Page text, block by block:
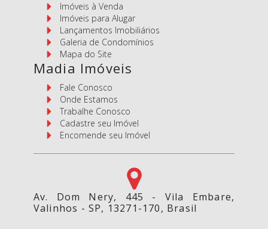
Imóveis à Venda
Imóveis para Alugar
Lançamentos Imobiliários
Galeria de Condomínios
Mapa do Site
Madia Imóveis
Fale Conosco
Onde Estamos
Trabalhe Conosco
Cadastre seu Imóvel
Encomende seu Imóvel
Av. Dom Nery, 445 - Vila Embare,
Valinhos - SP, 13271-170, Brasil